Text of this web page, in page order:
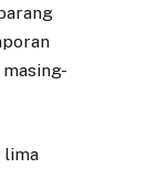
lima